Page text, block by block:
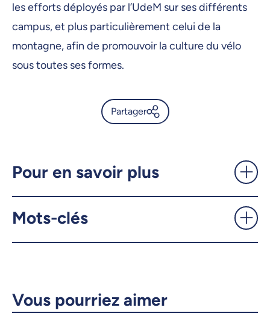
les efforts déployés par l’UdeM sur ses différents
campus, et plus particulièrement celui de la
montagne, afin de promouvoir la culture du vélo
sous toutes ses formes.
Partager
transport pratique et durable
- UdeMnouvelles
Facebook
Courriel
Pour en savoir plus
Mots-clés
Vous pourriez aimer